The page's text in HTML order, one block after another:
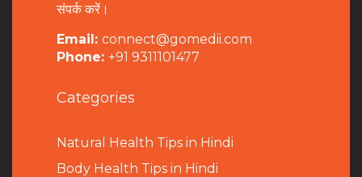
संपर्क करें।
Email: connect@gomedii.com
Phone: +91 9311101477
Categories
Natural Health Tips in Hindi
Body Health Tips in Hindi